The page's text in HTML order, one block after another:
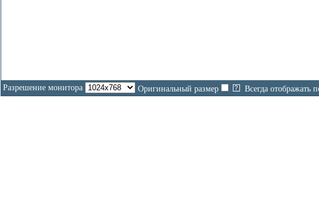
Разрешение монитора Оригинальный размер Всегда отображать